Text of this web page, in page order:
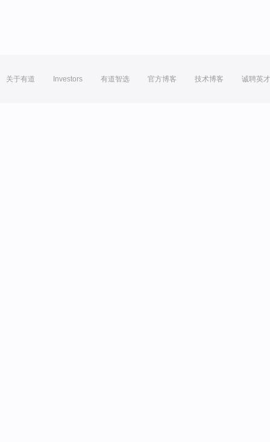
关于有道 Investors 有道智选 官方博客 技术博客 诚聘英才